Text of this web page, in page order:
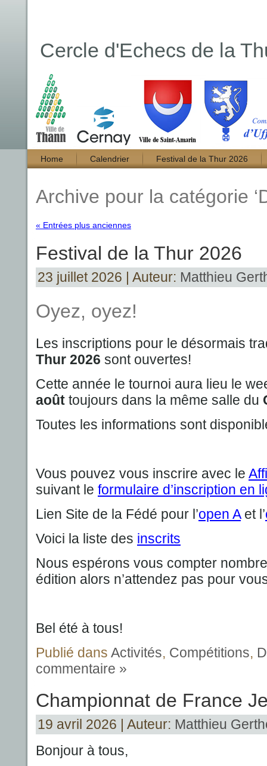
Cercle d'Echecs de la
Home Calendrier Festival de la Thur 2026
Archive pour la catégorie
« Entrées plus anciennes
Festival de la Thur 2026
23 juillet 2026 | Auteur: Matthieu
Oyez, oyez!
Les inscriptions pour le désormais
Thur 2026 sont ouvertes!
Cette année le tournoi aura lieu le
août toujours dans la même salle du
Toutes les informations sont
Vous pouvez vous inscrire avec le
suivant le formulaire d’inscription en
Lien Site de la Fédé pour l’open Aet l’
Voici la liste des inscrits
Nous espérons vous compter
édition alors n’attendez pas pour
Bel été à tous!
Publié dans Activités, Compétitions,
commentaire »
Championnat de France
19 avril 2026 | Auteur: Matthieu
Bonjour à tous,